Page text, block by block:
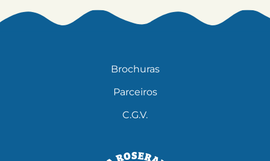
Brochuras
Parceiros
C.G.V.